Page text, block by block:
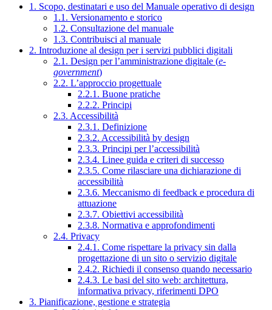
1. Scopo, destinatari e uso del Manuale operativo di design
1.1. Versionamento e storico
1.2. Consultazione del manuale
1.3. Contribuisci al manuale
2. Introduzione al design per i servizi pubblici digitali
2.1. Design per l’amministrazione digitale (e-
government)
2.2. L’approccio progettuale
2.2.1. Buone pratiche
2.2.2. Principi
2.3. Accessibilità
2.3.1. Definizione
2.3.2. Accessibilità by design
2.3.3. Principi per l’accessibilità
2.3.4. Linee guida e criteri di successo
2.3.5. Come rilasciare una dichiarazione di
accessibilità
2.3.6. Meccanismo di feedback e procedura di
attuazione
2.3.7. Obiettivi accessibilità
2.3.8. Normativa e approfondimenti
2.4. Privacy
2.4.1. Come rispettare la privacy sin dalla
progettazione di un sito o servizio digitale
2.4.2. Richiedi il consenso quando necessario
2.4.3. Le basi del sito web: architettura,
informativa privacy, riferimenti DPO
3. Pianificazione, gestione e strategia